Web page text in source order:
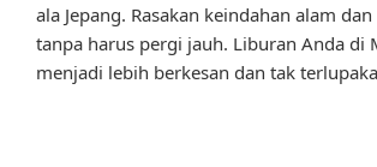
ala Jepang. Rasakan keindahan alam
tanpa harus pergi jauh. Liburan Anda di
menjadi lebih berkesan dan tak